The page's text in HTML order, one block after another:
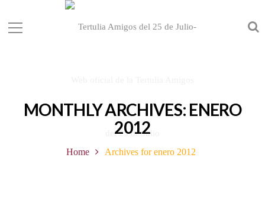
MONTHLY ARCHIVES: ENERO
2012
Home Archives for enero 2012